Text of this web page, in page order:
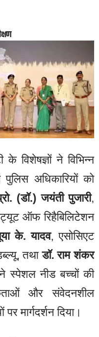
के विशेषज्ञों ने विभिन्न
अधिकारियों को
(डॉ.) जयंती पुजारी,
ऑफ रिहैबिलिटेशन
के. यादव, एसोसिएट
तथाडॉ. राम शंकर
स्पेशल नीड बच्चों की
और संवेदनशील
मार्गदर्शन दिया।